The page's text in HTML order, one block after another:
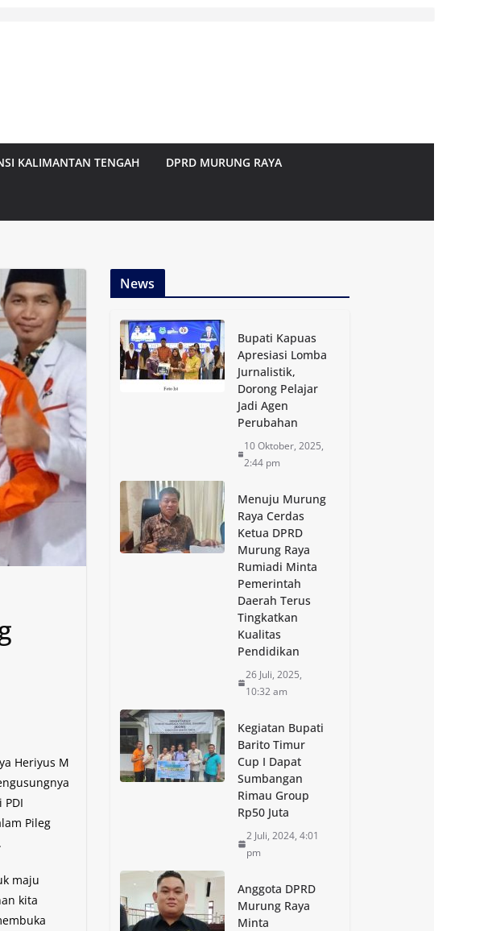
KALIMANTAN TENGAH DPRD MURUNG RAYA
Heriyus M
Pileg
maju
kita
News
Bupati Kapuas
Apresiasi Lomba
Jurnalistik,
Dorong Pelajar
Jadi Agen
Perubahan
10 Oktober, 2025,
2:44 pm
Menuju Murung
Raya Cerdas
Ketua DPRD
Murung Raya
Rumiadi Minta
Pemerintah
Daerah Terus
Tingkatkan
Kualitas
Pendidikan
26 Juli, 2025,
10:32 am
Kegiatan Bupati
Barito Timur
Cup I Dapat
Sumbangan
Rimau Group
Rp50 Juta
2 Juli, 2024, 4:01
pm
Anggota DPRD
Murung Raya
Minta